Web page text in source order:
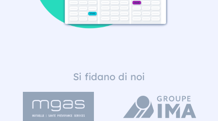
Si fidano di noi